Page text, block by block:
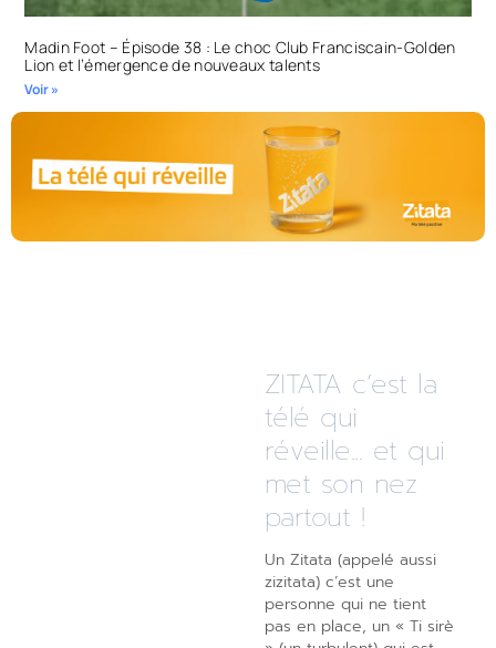
Madin Foot – Épisode 38 : Le choc Club Franciscain-Golden
Lion et l’émergence de nouveaux talents
Voir »
ZITATA c’est la
télé qui
réveille... et qui
met son nez
partout !
Un Zitata (appelé aussi
zizitata) c’est une
personne qui ne tient
pas en place, un « Ti sirè